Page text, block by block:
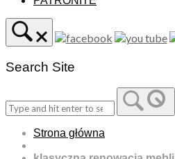
Search Site
Strona główna